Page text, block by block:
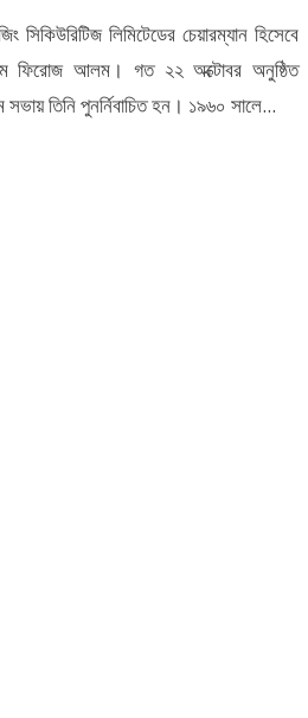
সিকিউরিটিজ লিমিটেডের চেয়ারম্যান হিসেবে
ফিরোজ আলম। গত ২২ অক্টোবর অনুষ্ঠিত
সভায় তিনি পুনর্নিবাচিত হন। ১৯৬০ সালে...